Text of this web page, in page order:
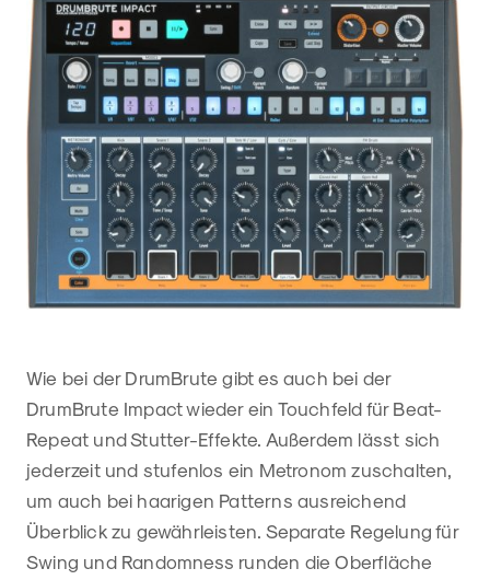
Wie bei der DrumBrute gibt es auch bei der
DrumBrute Impact wieder ein Touchfeld für Beat-
Repeat und Stutter-Effekte. Außerdem lässt sich
jederzeit und stufenlos ein Metronom zuschalten,
um auch bei haarigen Patterns ausreichend
Überblick zu gewährleisten. Separate Regelung für
Swing und Randomness runden die Oberfläche